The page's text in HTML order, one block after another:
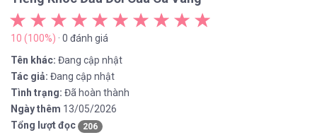
10 (100%) · 0 đánh giá
Tên khác: Đang cập nhật
Tác giả: Đang cập nhật
Tình trạng: Đã hoàn thành
Ngày thêm 13/05/2026
Tổng lượt đọc
206